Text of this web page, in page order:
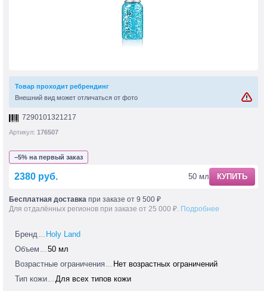
Товар проходит ребрендинг
Внешний вид может отличаться от фото
7290101321217
Артикул: 176507
−5% на первый заказ
2380 руб. 50 мл КУПИТЬ
Бесплатная доставка при заказе от 9 500 ₽
Для отдалённых регионов при заказе от 25 000 ₽. Подробнее
Бренд
Holy Land
Объем
50 мл
Возрастные ограничения
Нет возрастных ограничений
Тип кожи
Для всех типов кожи